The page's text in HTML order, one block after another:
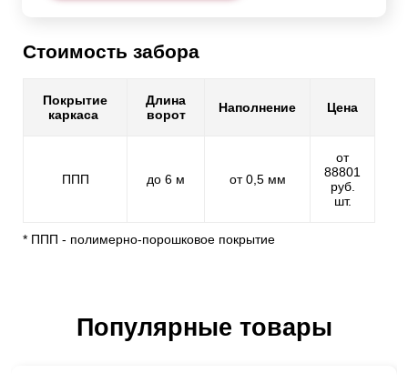
Стоимость забора
Покрытие
каркаса
Длина
ворот
Наполнение Цена
ППП до 6 м от 0,5 мм
от
88801
руб.
шт.
* ППП - полимерно-порошковое покрытие
Популярные товары